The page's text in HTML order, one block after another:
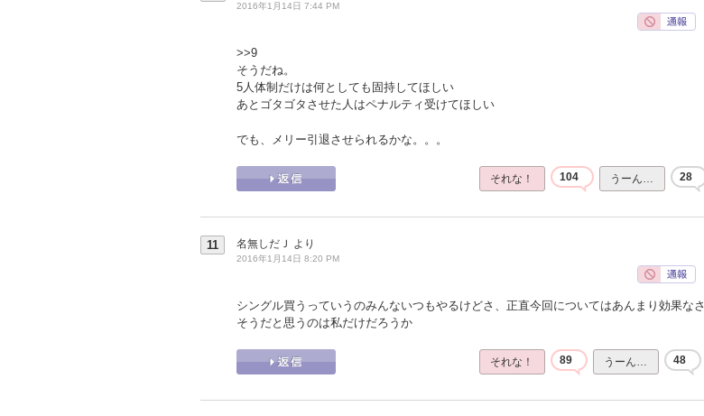
2016年1月14日 7:44 PM
>>9
そうだね。
5人体制だけは何としても固持してほしい
あとゴタゴタさせた人はペナルティ受けてほしい
でも、メリー引退させられるかな。。。
それな！ 104 うーん… 28
11 名無しだＪ より
2016年1月14日 8:20 PM
シングル買うっていうのみんないつもやるけどさ、正直今回についてはあんまり効果なさ
そうだと思うのは私だけだろうか
それな！ 89 うーん… 48